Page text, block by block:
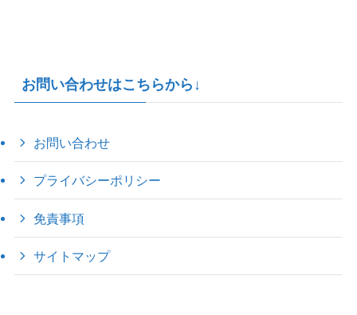
お問い合わせはこちらから↓
お問い合わせ
プライバシーポリシー
免責事項
サイトマップ